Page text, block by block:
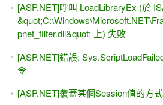
[ASP.NET]呼叫 LoadLibraryEx (於
pnet_filter.dll&quot; 上) 失敗
[ASP.NET]錯誤:
令
[ASP.NET]覆蓋某個Session值的方式